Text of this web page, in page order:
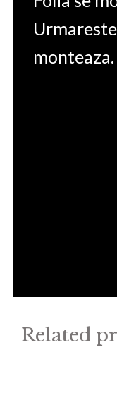
monteaza.
Related